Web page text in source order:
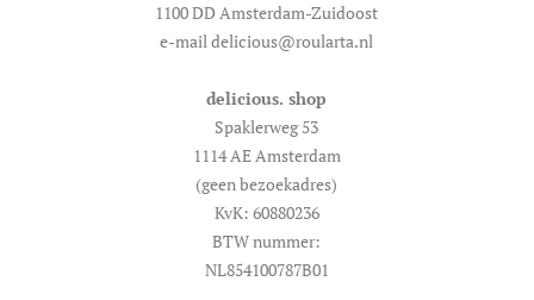
1100 DD Amsterdam-Zuidoost
e-mail delicious@roularta.nl
delicious. shop
Spaklerweg 53
1114 AE Amsterdam
(geen bezoekadres)
KvK: 60880236
BTW nummer:
NL854100787B01